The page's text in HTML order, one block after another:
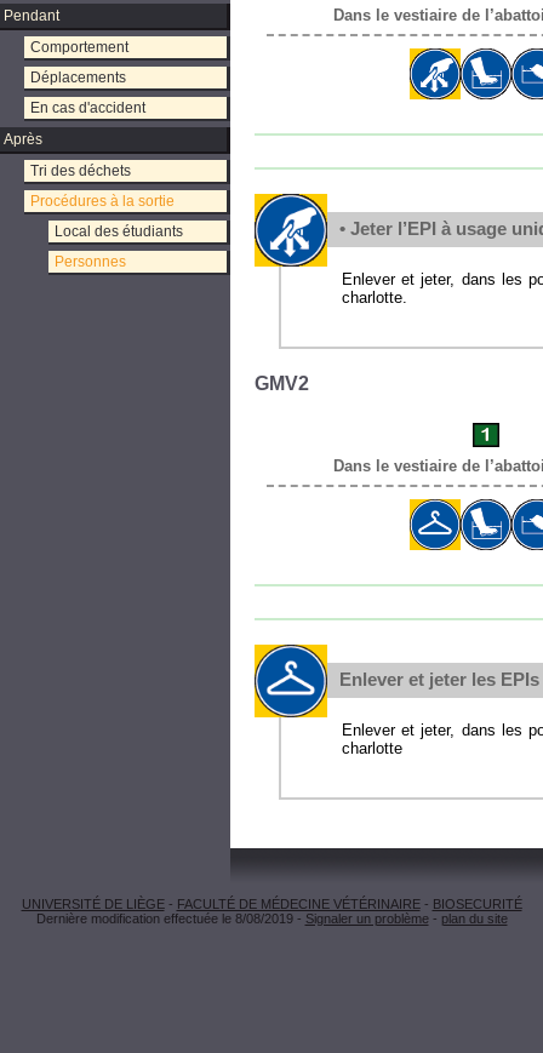
Pendant
Comportement
Déplacements
En cas d'accident
Après
Tri des déchets
Procédures à la sortie
Local des étudiants
Personnes
Dans le vestiaire de
• Jeter l’EPI à usage
Enlever et jeter, dans les
charlotte.
GMV2
Dans le vestiaire de
Enlever et jeter les
Enlever et jeter, dans les
charlotte
UNIVERSITÉ DE LIÈGE- FACULTÉ DE MÉDECINE VÉTÉRINAIRE- BIOSECURITÉ
Dernière modification effectuée le 8/08/2019 - Signaler un problème- plan du site